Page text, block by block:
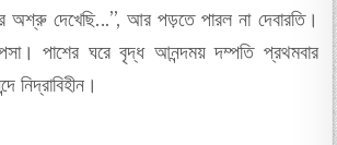
অশ্রু দেখেছি…”, আর পড়তে পারল না দেবারতি।
পাশের ঘরে বৃদ্ধ আনন্দময় দম্পতি প্রথমবার
নিদ্রাবিহীন।